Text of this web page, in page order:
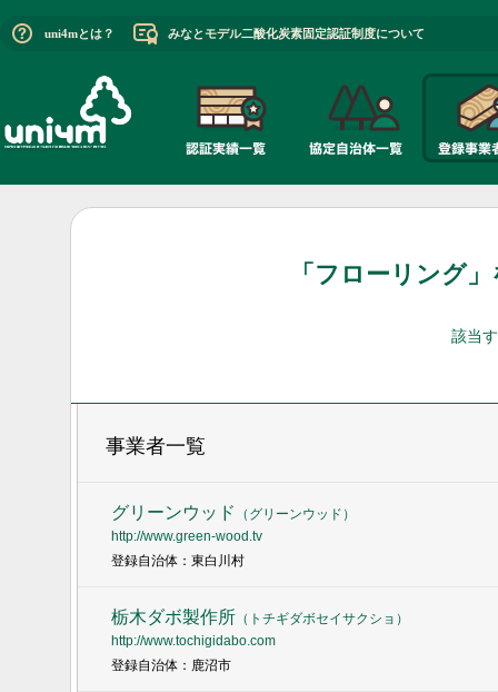
uni4mとは？ みなとモデル二酸化炭素固定認証制度について
「フローリング
該当
事業者一覧
グリーンウッド （ グリーンウッド ）
http://www.green-wood.tv
登録自治体：東白川村
栃木ダボ製作所（ トチギダボセイサクショ ）
http://www.tochigidabo.com
登録自治体：鹿沼市